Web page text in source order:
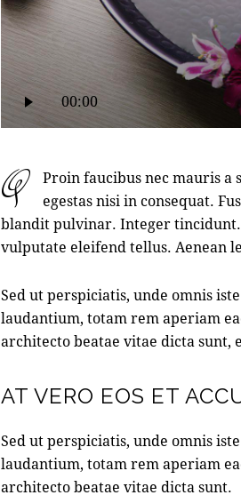
Lecteur
audio
00:00
q
Proin faucibus nec mauris a
egestas nisi in consequat.
blandit pulvinar. Integer tincidunt.
vulputate eleifend tellus. Aenean
Sed ut perspiciatis, unde omnis
laudantium, totam rem aperiam
architecto beatae vitae dicta sunt,
AT VERO EOS ET
Sed ut perspiciatis, unde omnis
laudantium, totam rem aperiam
architecto beatae vitae dicta sunt.